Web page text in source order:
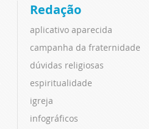
Redação
aplicativo aparecida
campanha da fraternidade
dúvidas religiosas
espiritualidade
igreja
infográficos